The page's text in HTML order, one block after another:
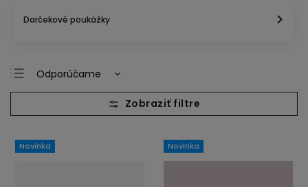
Darčekové poukážky
Odporúčame
Najlacnejšie
Najdrahšie
Najpredávanejšie
Novinka Novinka